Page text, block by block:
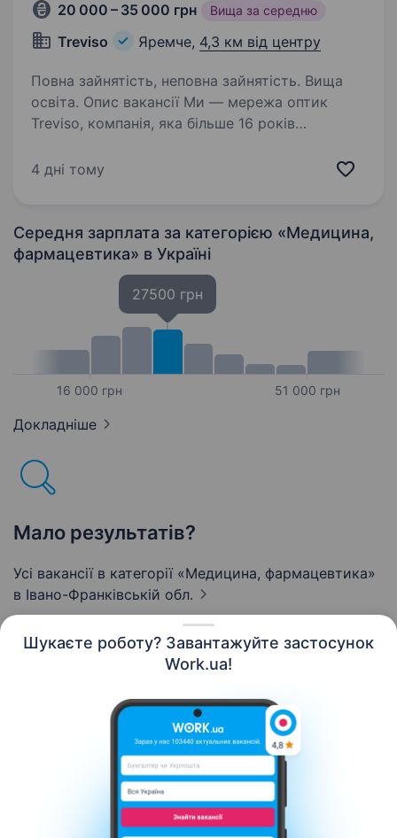
Шукаєте роботу? Завантажуйте застосунок
Work.ua!
20 000 – 35 000 грн Вища за середню
Treviso Яремче, 4,3 км від центру
Повна зайнятість, неповна зайнятість. Вища
освіта. Опис вакансії Ми — мережа оптик
Treviso, компанія, яка більше 16 років
відкриттям нового центру зору з салоном
4 дні тому
Середня зарплата за категорією «Медицина,
фармацевтика» в Україні
16 000 грн
27500 грн
51 000 грн
Докладніше
Мало результатів?
Усі вакансії в категорії «Медицина, фармацевтика»
в Івано-Франківській обл.
Контакти Про нас Кар’єра